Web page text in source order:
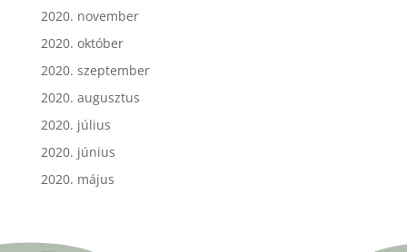
2020. november
2020. október
2020. szeptember
2020. augusztus
2020. július
2020. június
2020. május